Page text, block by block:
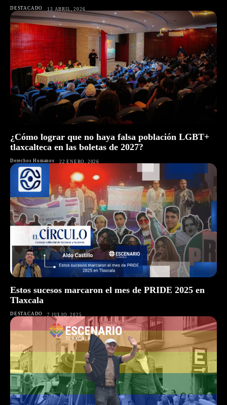
DESTACADO 13 ABRIL, 2026
¿Cómo lograr que no haya falsa población LGBT+
tlaxcalteca en las boletas de 2027?
Derechos Humanos 22 ENERO, 2026
Estos sucesos marcaron el mes de PRIDE 2025 en
Tlaxcala
DESTACADO 7 JULIO, 2025